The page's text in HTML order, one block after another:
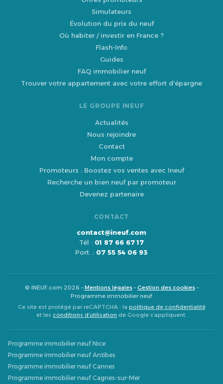
Simulateurs
Évolution du prix du neuf
Où habiter / investir en France ?
Flash-Info
Guides
FAQ immobilier neuf
Trouver votre appartement avec votre effort d'épargne
LE GROUPE INEUF
Actualités
Nous rejoindre
Contact
Mon compte
Promoteurs : Boostez vos ventes avec Ineuf
Recherche un bien neuf par promoteur
Devenez partenaire
CONTACT
contact@ineuf.com
Tél : 01 87 66 67 17
Port. : 07 55 54 06 93
© INEUF.com 2026 –Mentions légales–Gestion des cookies–
Programme immobilier neuf
Ce site est protégé par reCAPTCHA : la politique de confidentialité
et les conditions d’utilisation de Google s’appliquent.
Programme immobilier neuf Nice
Programme immobilier neuf Antibes
Programme immobilier neuf Cannes
Programme immobilier neuf Cagnes-sur-Mer